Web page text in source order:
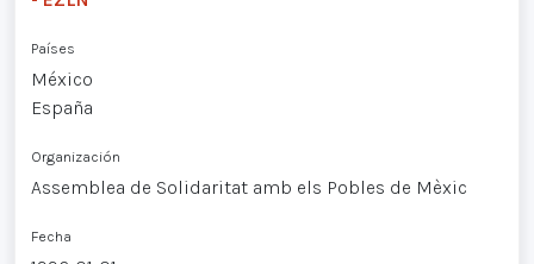
Países
México
España
Organización
Assemblea de Solidaritat amb els Pobles de Mèxic
Fecha